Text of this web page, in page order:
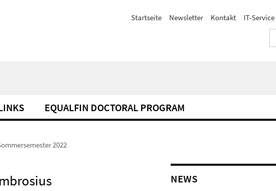
Startseite Newsletter Kontakt IT-Service
EQUALFIN DOCTORAL PROGRAM
2022
NEWS